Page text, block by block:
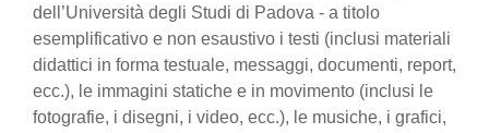
dell’Università degli Studi di Padova - a titolo
esemplificativo e non esaustivo i testi (inclusi materiali
didattici in forma testuale, messaggi, documenti, report,
ecc.), le immagini statiche e in movimento (inclusi le
fotografie, i disegni, i video, ecc.), le musiche, i grafici,